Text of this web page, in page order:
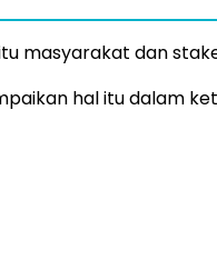
masyarakat dan
hal itu dalam